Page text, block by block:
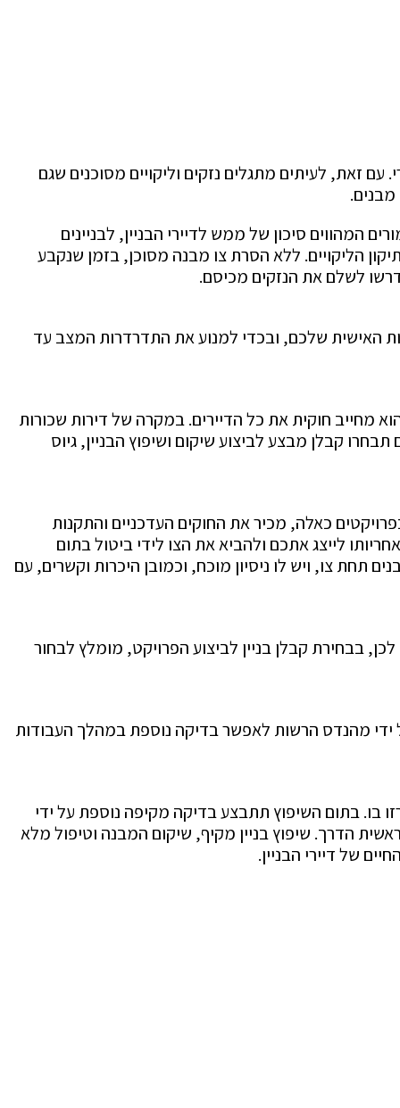
עם זאת, לעיתים מתגלים נזקים וליקויים מסוכנים שגם
מבנים.
המהווים סיכון של ממש לדיירי הבניין, לבניינים
הליקויים. ללא הסרת צו מבנה מסוכן, בזמן שנקבע
לשלם את הנזקים מכיסם.
האישית שלכם, ובכדי למנוע את התדרדרות המצב עד
מחייב חוקית את כל הדיירים. במקרה של דירות שכורות
קבלן מבצע לביצוע שיקום ושיפוץ הבניין, גיוס
כאלה, מכיר את החוקים העדכניים והתקנות
לייצג אתכם ולהביא את הצו לידי ביטול בתום
תחת צו, ויש לו ניסיון מוכח, וכמובן היכרות וקשרים, עם
ושיקום מבנים. לכן, בבחירת קבלן בניין לביצוע הפרויקט, מומלץ לבחור
ידי מהנדס הרשות לאפשר בדיקה נוספת במהלך העבודות
בו. בתום השיפוץ תתבצע בדיקה מקיפה נוספת על ידי
הדרך. שיפוץ בניין מקיף, שיקום המבנה וטיפול מלא
של דיירי הבניין.